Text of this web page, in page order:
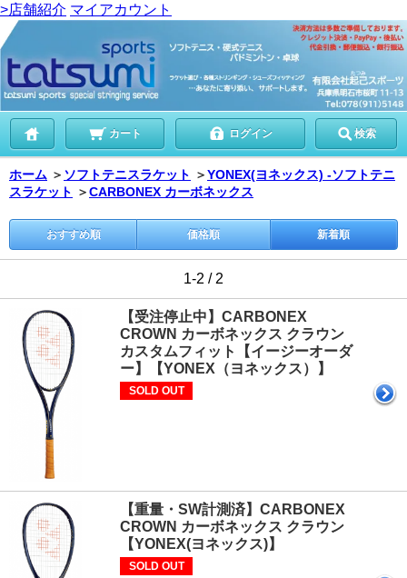
>店舗紹介 マイアカウント
カート ログイン 検索
ホーム ＞ ソフトテニスラケット ＞YONEX(ヨネックス) -ソフトテニ
スラケット ＞CARBONEX カーボネックス
おすすめ順 価格順 新着順
1-2 / 2
【受注停止中】CARBONEX
CROWN カーボネックス クラウン
カスタムフィット【イージーオーダ
ー】【YONEX（ヨネックス）】
SOLD OUT
【重量・SW計測済】CARBONEX
CROWN カーボネックス クラウン
【YONEX(ヨネックス)】
SOLD OUT